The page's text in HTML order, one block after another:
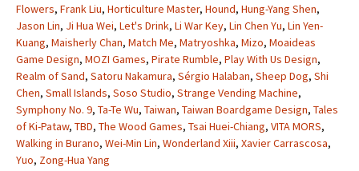
Flowers, Frank Liu, Horticulture Master, Hound, Hung-Yang Shen,
Jason Lin, Ji Hua Wei, Let's Drink, Li War Key, Lin Chen Yu, Lin Yen-
Kuang, Maisherly Chan, Match Me, Matryoshka, Mizo, Moaideas
Game Design, MOZI Games, Pirate Rumble, Play With Us Design,
Realm of Sand, Satoru Nakamura, Sérgio Halaban, Sheep Dog, Shi
Chen, Small Islands, Soso Studio, Strange Vending Machine,
Symphony No. 9, Ta-Te Wu, Taiwan, Taiwan Boardgame Design, Tales
of Ki-Pataw, TBD, The Wood Games, Tsai Huei-Chiang, VITA MORS,
Walking in Burano, Wei-Min Lin, Wonderland Xiii, Xavier Carrascosa,
Yuo, Zong-Hua Yang